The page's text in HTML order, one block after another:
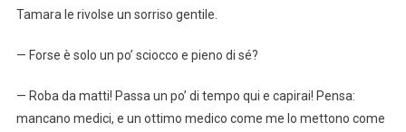
Tamara le rivolse un sorriso gentile.
— Forse è solo un po’ sciocco e pieno di sé?
— Roba da matti! Passa un po’ di tempo qui e capirai! Pensa:
mancano medici, e un ottimo medico come me lo mettono come